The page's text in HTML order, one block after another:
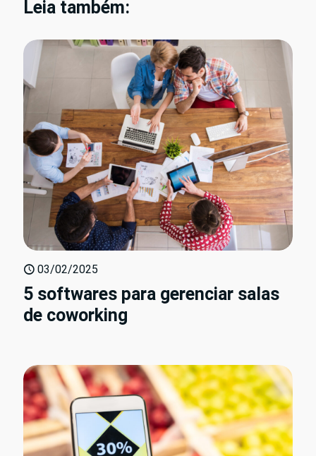
Leia também:
03/02/2025
5 softwares para gerenciar salas
de coworking